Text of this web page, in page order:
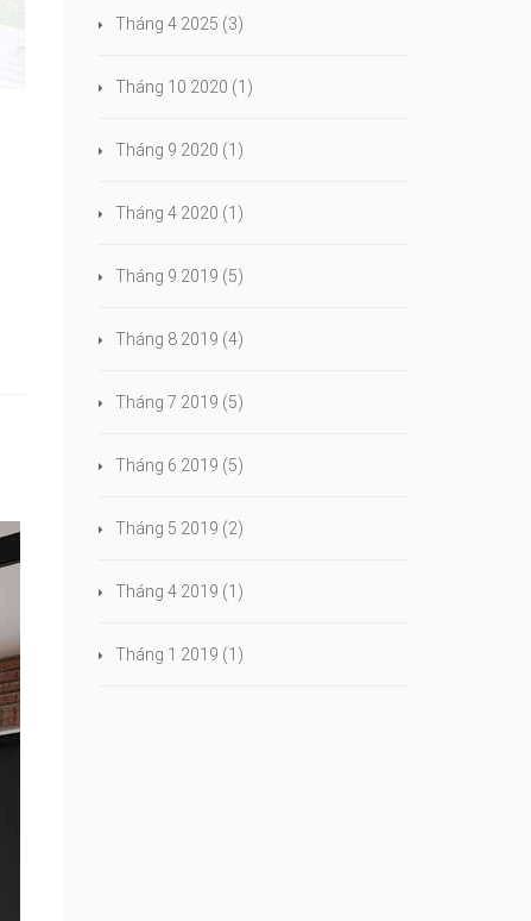
Tháng 4 2025 (3)
Tháng 10 2020 (1)
Tháng 9 2020 (1)
Tháng 4 2020 (1)
Tháng 9 2019 (5)
Tháng 8 2019 (4)
Tháng 7 2019 (5)
Tháng 6 2019 (5)
Tháng 5 2019 (2)
Tháng 4 2019 (1)
Tháng 1 2019 (1)